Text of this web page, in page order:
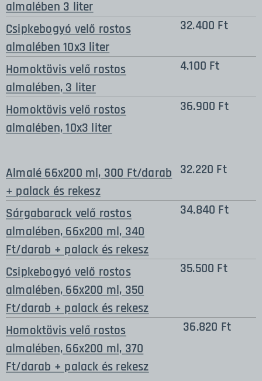
almalében 3 liter
Csipkebogyó velő rostos
almalében 10x3 liter
32.400 Ft
Homoktövis velő rostos
almalében, 3 liter
4.100 Ft
Homoktövis velő rostos
almalében, 10x3 liter
36.900 Ft
Almalé 66x200 ml, 300 Ft/darab
+ palack és rekesz
32.220 Ft
Sárgabarack velő rostos
almalében, 66x200 ml, 340
Ft/darab + palack és rekesz
34.840 Ft
Csipkebogyó velő rostos
almalében, 66x200 ml, 350
Ft/darab + palack és rekesz
35.500 Ft
Homoktövis velő rostos
almalében, 66x200 ml, 370
Ft/darab + palack és rekesz
36.820 Ft